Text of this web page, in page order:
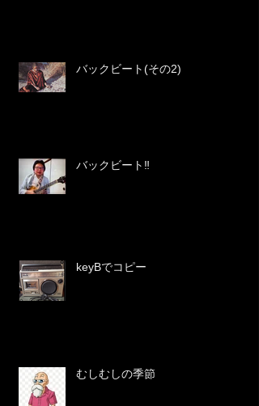
バックビート(その2)
バックビート‼️
keyBでコピー
むしむしの季節